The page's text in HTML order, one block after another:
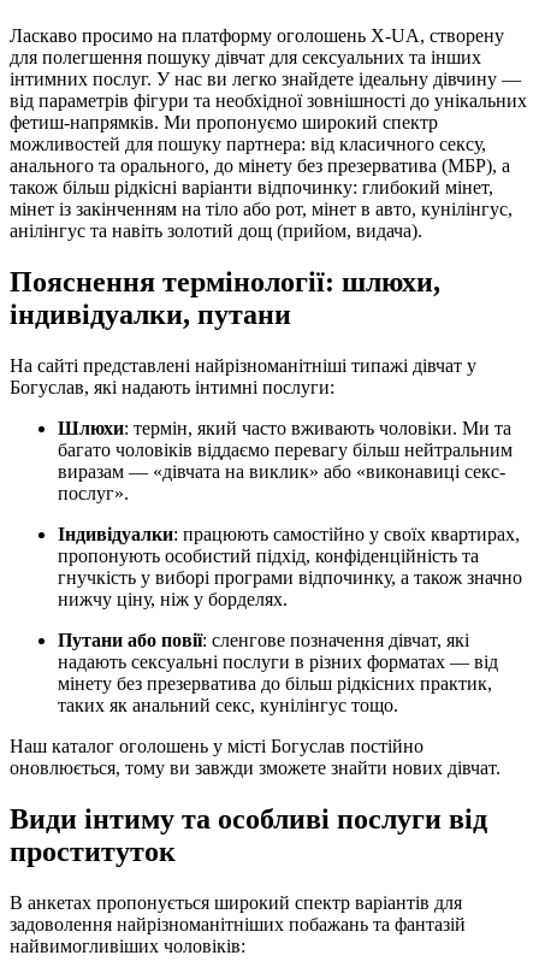
Ласкаво просимо на платформу оголошень X-UA, створену
для полегшення пошуку дівчат для сексуальних та інших
інтимних послуг. У нас ви легко знайдете ідеальну дівчину —
від параметрів фігури та необхідної зовнішності до унікальних
фетиш-напрямків. Ми пропонуємо широкий спектр
можливостей для пошуку партнера: від класичного сексу,
анального та орального, до мінету без презерватива (МБР), а
також більш рідкісні варіанти відпочинку: глибокий мінет,
мінет із закінченням на тіло або рот, мінет в авто, кунілінгус,
анілінгус та навіть золотий дощ (прийом, видача).
Пояснення термінології: шлюхи,
індивідуалки, путани
На сайті представлені найрізноманітніші типажі дівчат у
Богуслав, які надають інтимні послуги:
Шлюхи: термін, який часто вживають чоловіки. Ми та
багато чоловіків віддаємо перевагу більш нейтральним
виразам — «дівчата на виклик» або «виконавиці секс-
послуг».
Індивідуалки: працюють самостійно у своїх квартирах,
пропонують особистий підхід, конфіденційність та
гнучкість у виборі програми відпочинку, а також значно
нижчу ціну, ніж у борделях.
Путани або повії: сленгове позначення дівчат, які
надають сексуальні послуги в різних форматах — від
мінету без презерватива до більш рідкісних практик,
таких як анальний секс, кунілінгус тощо.
Наш каталог оголошень у місті Богуслав постійно
оновлюється, тому ви завжди зможете знайти нових дівчат.
Види інтиму та особливі послуги від
проституток
В анкетах пропонується широкий спектр варіантів для
задоволення найрізноманітніших побажань та фантазій
найвимогливіших чоловіків: